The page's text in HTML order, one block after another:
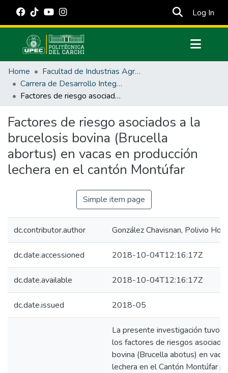
Log In
Communities & Collections
All of DSpace
Statistics
Estadísticas Externas
Manuales
Home
Facultad de Industrias Agropecuarias y Ciencias Ambientales
Carrera de Desarrollo Integral Agropecuario
Factores de riesgo asociados a la brucelosis bovina (Brucella abortus) en vacas en producción lechera en el cantón Montúfar
Factores de riesgo asociados a la
brucelosis bovina (Brucella
abortus) en vacas en producción
lechera en el cantón Montúfar
Simple item page
dc.contributor.author González Chavisnan, Polivio
dc.date.accessioned 2018-10-04T12:16:17Z
dc.date.available 2018-10-04T12:16:17Z
dc.date.issued 2018-05
La presente investigación tuvo
los factores de riesgos
bovina (Brucella abotus) en
lechera en el Cantón Montúfar